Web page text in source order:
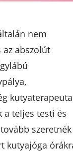
nem
az abszolút
kutyaterapeuta
a teljes testi és
szeretnék
kutyajóga